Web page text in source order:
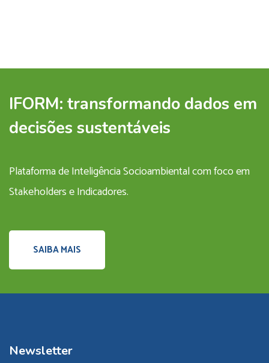
IFORM: transformando dados em
decisões sustentáveis
Plataforma de Inteligência Socioambiental com foco em
Stakeholders e Indicadores.
SAIBA MAIS
Newsletter